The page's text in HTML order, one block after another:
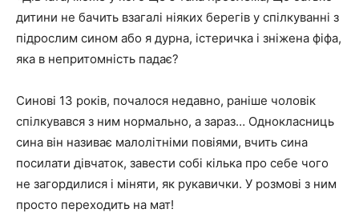
дитини не бачить взагалі ніяких берегів у спілкуванні з
підрослим сином або я дурна, істеричка і зніжена фіфа,
яка в непритомність падає?
Синові 13 років, почалося недавно, раніше чоловік
спілкувався з ним нормально, а зараз… Однокласниць
сина він називає малолітніми повіями, вчить сина
посилати дівчаток, завести собі кілька про себе чого
не загордилися і міняти, як рукавички. У розмові з ним
просто переходить на мат!